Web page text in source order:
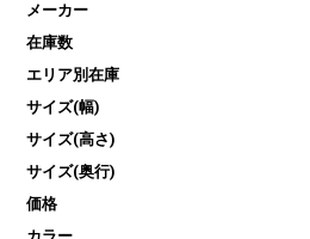
その他OA機器
コートハンガー・ポールハンガー
傘立て
食器棚・キッチンキャビネット
カタログスタンド
オフィスアクセサリーその他
カウンターテーブル
センターテーブル・サイドテーブル
ベンチ・スツール
ソファ
シェルフ
ダストボックス（ゴミ箱）
インテリア家具その他
冷蔵庫・洗濯機
空気清浄機・加湿器
液晶テレビ・モニター類
エアコン
照明機器
掃除機
季節家電
メーカー
在庫数
エリア別在庫
サイズ(幅)
サイズ(高さ)
サイズ(奥行)
価格